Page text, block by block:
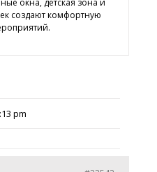
окна, детская зона и
создают комфортную
pm